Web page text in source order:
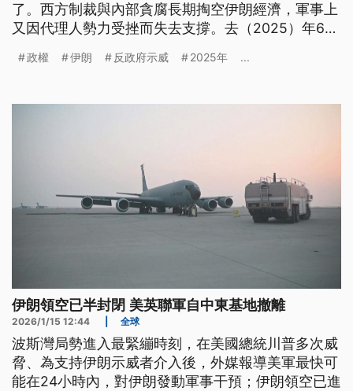
了。西方制裁與內部貪腐長期掏空伊朗經濟，軍事上
又因代理人勢力受挫而失去支撐。去（2025）年6月
到美國飛彈重創，這些訊息接連曝光，使哈米尼政權
政權 伊朗 反政府示威 2025年 ...
伊朗領空已半封閉 美英聯軍自中東基地撤離
2026/1/15 12:44 全球
波斯灣局勢進入最緊繃時刻，在美國總統川普多次威
脅、為支持伊朗示威者介入後，外媒報導美軍最快可
能在24小時內，對伊朗發動軍事干預；伊朗領空已進